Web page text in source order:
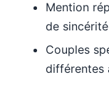
Mention
de sincérité
Couples
différentes